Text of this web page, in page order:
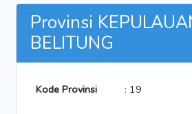
Provinsi
BELITUNG
Kode Provinsi : 19